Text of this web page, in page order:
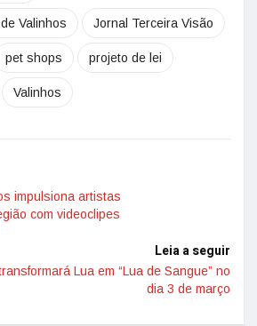
Valinhos Jornal Terceira Visão
pet shops projeto de lei
Valinhos
impulsiona artistas
com videoclipes
Leia a seguir
Lua em “Lua de Sangue” no
dia 3 de março